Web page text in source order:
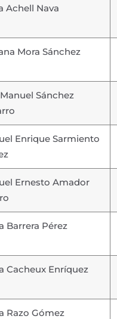
Achell Nava
Mora Sánchez
Sánchez
Enrique Sarmiento
Ernesto Amador
Barrera Pérez
Cacheux Enríquez
Razo Gómez